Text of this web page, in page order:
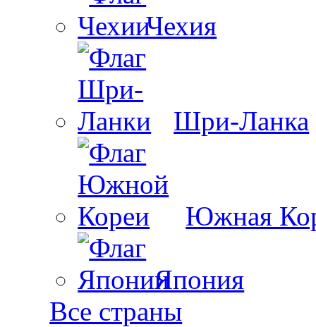
Чехия
Шри-Ланка
Южная
Япония
Все страны